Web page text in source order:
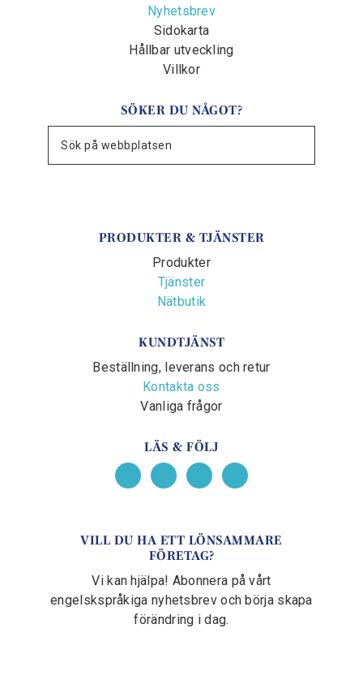
Nyhetsbrev
Sidokarta
Hållbar utveckling
Villkor
SÖKER DU NÅGOT?
PRODUKTER & TJÄNSTER
Produkter
Tjänster
Nätbutik
KUNDTJÄNST
Beställning, leverans och retur
Kontakta oss
Vanliga frågor
LÄS & FÖLJ
VILL DU HA ETT LÖNSAMMARE
FÖRETAG?
Vi kan hjälpa! Abonnera på vårt
engelskspråkiga nyhetsbrev och börja skapa
förändring i dag.